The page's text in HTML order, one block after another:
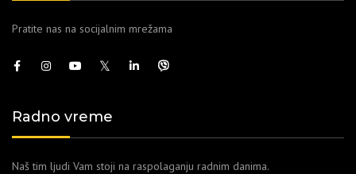
Pratite nas na socijalnim mrežama
Radno vreme
Naš tim ljudi Vam stoji na raspolaganju radnim danima.